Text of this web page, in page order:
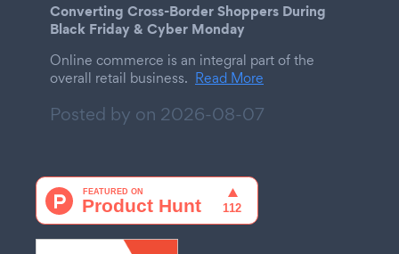
Converting Cross-Border Shoppers During
Black Friday & Cyber Monday
Online commerce is an integral part of the
overall retail business. Read More
Posted by on 2026-08-07